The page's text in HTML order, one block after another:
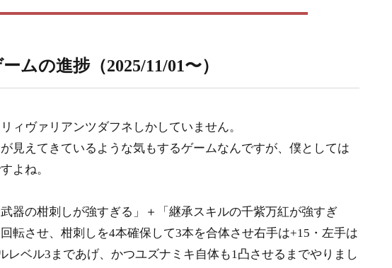
ムの進捗（2025/11/01〜）
ィヴァリアンツダフネしかしていません。
見えてきているような気もするゲームなんですが、僕としては
よね。
器の柑刺しが強すぎる」＋「継承スキルの千紫万紅が強すぎ
転させ、柑刺しを4本確保して3本を合体させ右手は+15・左手は
レベル3まであげ、かつユズナミキ自体も1凸させるまでやりまし